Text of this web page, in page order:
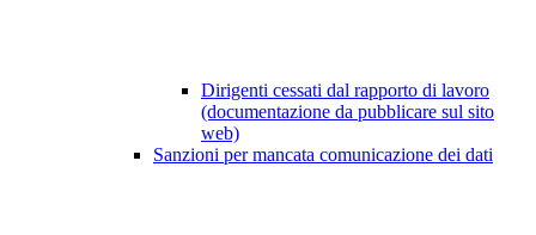
Dirigenti cessati dal rapporto di lavoro
(documentazione da pubblicare sul sito
web)
Sanzioni per mancata comunicazione dei dati